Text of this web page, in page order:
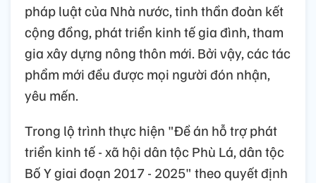
pháp luật của Nhà nước, tinh thần đoàn kết
cộng đồng, phát triển kinh tế gia đình, tham
gia xây dựng nông thôn mới. Bởi vậy, các tác
phẩm mới đều được mọi người đón nhận,
yêu mến.
Trong lộ trình thực hiện "Đề án hỗ trợ phát
triển kinh tế - xã hội dân tộc Phù Lá, dân tộc
Bố Y giai đoạn 2017 - 2025" theo quyết định